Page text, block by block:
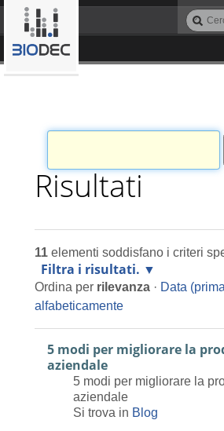
Cerca
nel
Automazione
Bioinformatica
Progettazione
Programmazione
Risultati
11 elementi soddisfano i criteri
Filtra i risultati.
Ordina per rilevanza · Data
alfabeticamente
5 modi per migliorare la
aziendale
5 modi per migliorare la
aziendale
Si trova in Blog